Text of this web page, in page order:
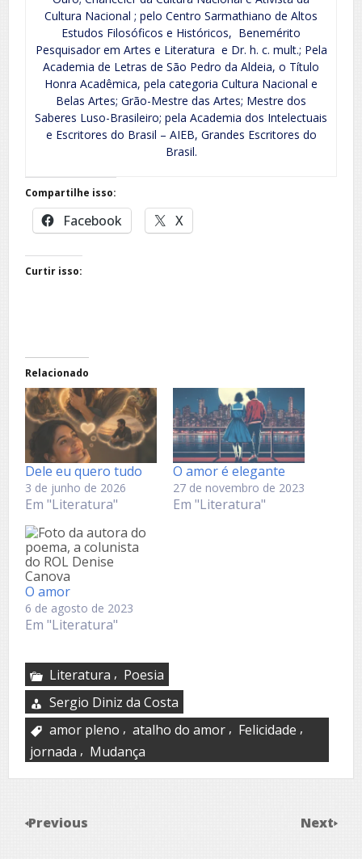
Cultura Nacional ; pelo Centro Sarmathiano de Altos
Estudos Filosóficos e Históricos, Benemérito
Pesquisador em Artes e Literatura e Dr. h. c. mult.; Pela
Academia de Letras de São Pedro da Aldeia, o Título
Honra Acadêmica, pela categoria Cultura Nacional e
Belas Artes; Grão-Mestre das Artes; Mestre dos
Saberes Luso-Brasileiro; pela Academia dos Intelectuais
e Escritores do Brasil – AIEB, Grandes Escritores do
Brasil.
Compartilhe isso:
Facebook X
Curtir isso:
Relacionado
Dele eu quero tudo
3 de junho de 2026
Em "Literatura"
O amor é elegante
27 de novembro de 2023
Em "Literatura"
O amor
6 de agosto de 2023
Em "Literatura"
Literatura , Poesia
Sergio Diniz da Costa
amor pleno , atalho do amor , Felicidade ,
jornada , Mudança
Previous Next